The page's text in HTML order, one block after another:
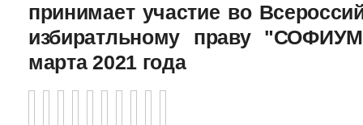
принимает участие во
избиратльному праву
марта 2021 года